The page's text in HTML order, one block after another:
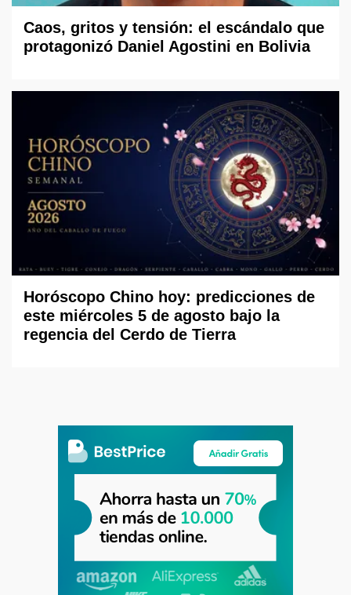
Caos, gritos y tensión: el escándalo que
protagonizó Daniel Agostini en Bolivia
Horóscopo Chino hoy: predicciones de
este miércoles 5 de agosto bajo la
regencia del Cerdo de Tierra